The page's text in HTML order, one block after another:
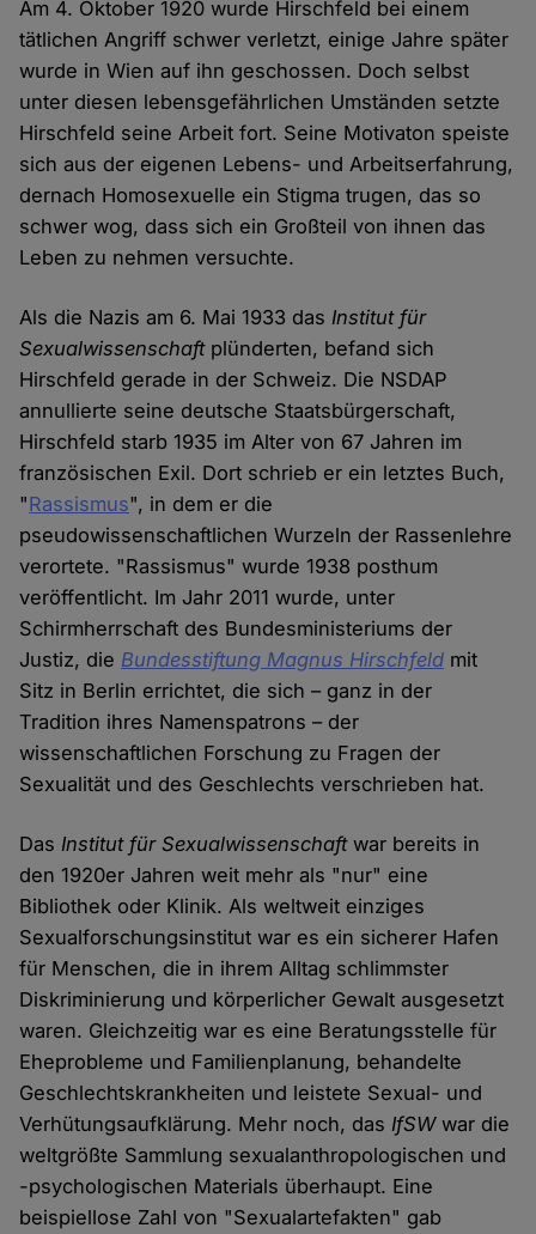
Am 4. Oktober 1920 wurde Hirschfeld bei einem
tätlichen Angriff schwer verletzt, einige Jahre später
wurde in Wien auf ihn geschossen. Doch selbst
unter diesen lebensgefährlichen Umständen setzte
Hirschfeld seine Arbeit fort. Seine Motivaton speiste
sich aus der eigenen Lebens- und Arbeitserfahrung,
dernach Homosexuelle ein Stigma trugen, das so
schwer wog, dass sich ein Großteil von ihnen das
Leben zu nehmen versuchte.
Als die Nazis am 6. Mai 1933 das Institut für
Sexualwissenschaftplünderten, befand sich
Hirschfeld gerade in der Schweiz. Die NSDAP
annullierte seine deutsche Staatsbürgerschaft,
Hirschfeld starb 1935 im Alter von 67 Jahren im
französischen Exil. Dort schrieb er ein letztes Buch,
"Rassismus", in dem er die
pseudowissenschaftlichen Wurzeln der Rassenlehre
verortete. "Rassismus" wurde 1938 posthum
veröffentlicht. Im Jahr 2011 wurde, unter
Schirmherrschaft des Bundesministeriums der
Justiz, die Bundesstiftung Magnus Hirschfeld mit
Sitz in Berlin errichtet, die sich – ganz in der
Tradition ihres Namenspatrons – der
wissenschaftlichen Forschung zu Fragen der
Sexualität und des Geschlechts verschrieben hat.
Das Institut für Sexualwissenschaftwar bereits in
den 1920er Jahren weit mehr als "nur" eine
Bibliothek oder Klinik. Als weltweit einziges
Sexualforschungsinstitut war es ein sicherer Hafen
für Menschen, die in ihrem Alltag schlimmster
Diskriminierung und körperlicher Gewalt ausgesetzt
waren. Gleichzeitig war es eine Beratungsstelle für
Eheprobleme und Familienplanung, behandelte
Geschlechtskrankheiten und leistete Sexual- und
Verhütungsaufklärung. Mehr noch, das IfSWwar die
weltgrößte Sammlung sexualanthropologischen und
-psychologischen Materials überhaupt. Eine
beispiellose Zahl von "Sexualartefakten" gab